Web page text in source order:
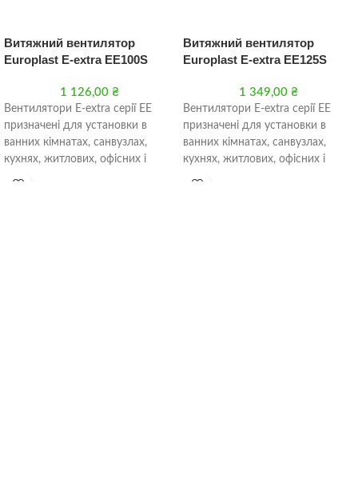
Витяжний вентилятор
Europlast E-extra EE100S
1 126,00 ₴
Вентилятори Е-extra серії EE
призначені для установки в
ванних кімнатах, санвузлах,
кухнях, житлових, офісних і
Витяжний вентилятор
Europlast Е-extra EE125S
1 349,00 ₴
Вентилятори Е-extra серії EE
призначені для установки в
ванних кімнатах, санвузлах,
кухнях, житлових, офісних і